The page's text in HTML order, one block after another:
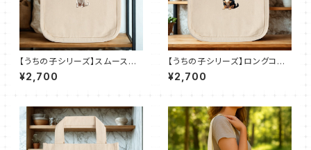
【うちの子シリーズ】スムースコ
ートチワワ【ホワイト】ロコトート
（Ｓ）
¥2,700
【うちの子シリーズ】ロングコー
トチワワ【ブラックタン】ロコトー
ト（Ｓ）
¥2,700